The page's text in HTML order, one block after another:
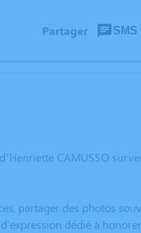
Partager SMS
CAMUSSO
partager des photos
dédié à